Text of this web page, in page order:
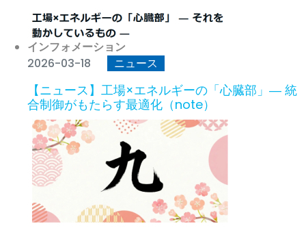
インフォメーション
2026-03-18
ニュース
【ニュース】工場×エネルギーの「心臓部」― 統
合制御がもたらす最適化（note）